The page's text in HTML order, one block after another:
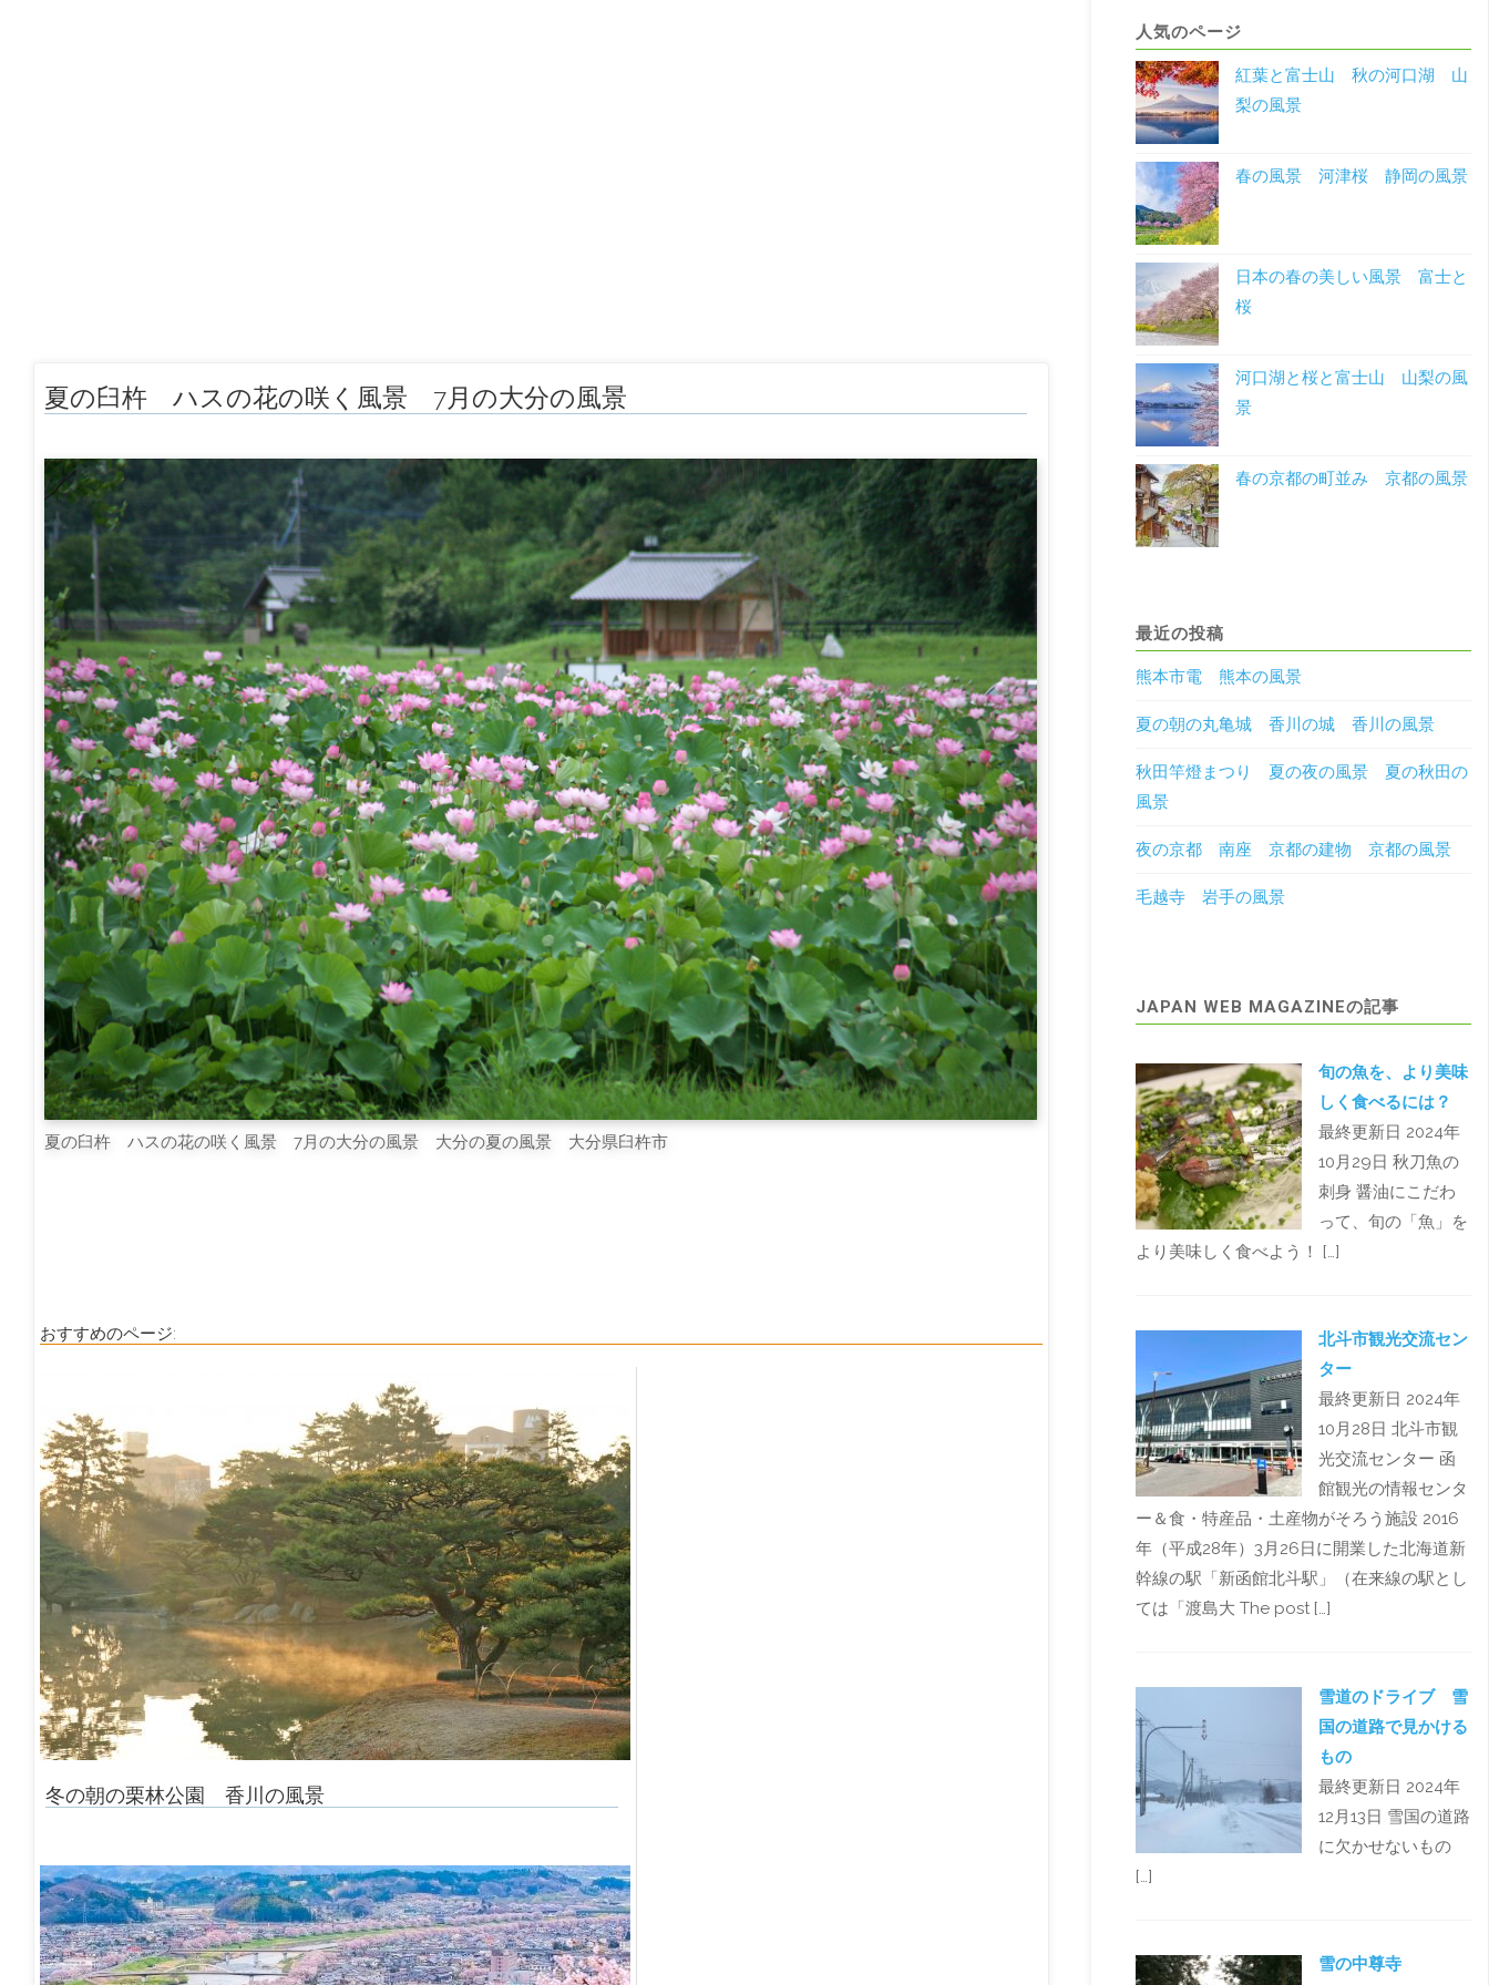
夏の臼杵 ハスの花の咲く風景 7月の大分の風景
夏の臼杵 ハスの花の咲く風景 7月の大分の風景 大分の夏の風景 大分県臼杵市
おすすめのページ:
冬の朝の栗林公園 香川の風景
人気のページ
紅葉と富士山 秋の河口湖 山
梨の風景
春の風景 河津桜 静岡の風景
日本の春の美しい風景 富士と
桜
河口湖と桜と富士山 山梨の風
景
春の京都の町並み 京都の風景
最近の投稿
熊本市電 熊本の風景
夏の朝の丸亀城 香川の城 香川の風景
秋田竿燈まつり 夏の夜の風景 夏の秋田の
風景
夜の京都 南座 京都の建物 京都の風景
毛越寺 岩手の風景
JAPAN WEB MAGAZINEの記事
旬の魚を、より美味
しく食べるには？
最終更新日 2024年
10月29日 秋刀魚の
刺身 醤油にこだわ
って、旬の「魚」を
より美味しく食べよう！ […]
北斗市観光交流セン
ター
最終更新日 2024年
10月28日 北斗市観
光交流センター 函
館観光の情報センタ
ー＆食・特産品・土産物がそろう施設 2016
年（平成28年）3月26日に開業した北海道新
幹線の駅「新函館北斗駅」（在来線の駅とし
ては「渡島大 The post […]
雪道のドライブ 雪
国の道路で見かける
もの
最終更新日 2024年
12月13日 雪国の道路
に欠かせないもの
[…]
雪の中尊寺